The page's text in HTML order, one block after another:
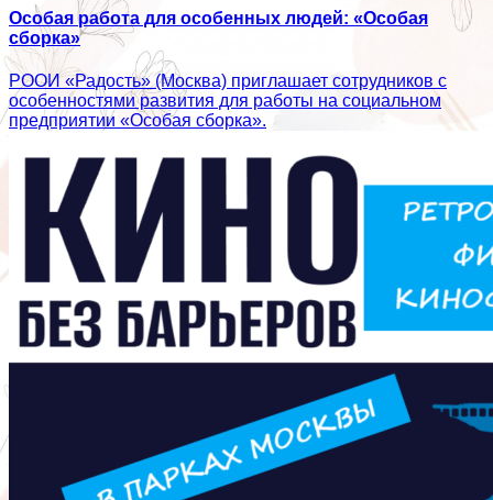
Особая работа для особенных людей: «Особая
сборка»
РООИ «Радость» (Москва) приглашает сотрудников с
особенностями развития для работы на социальном
предприятии «Особая сборка».